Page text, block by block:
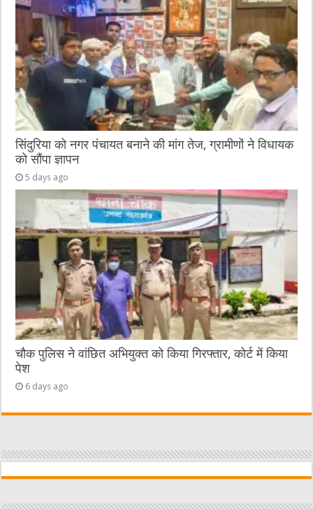
सिंदुरिया को नगर पंचायत बनाने की मांग तेज, ग्रामीणों ने विधायक
को सौंपा ज्ञापन
5 days ago
चौक पुलिस ने वांछित अभियुक्त को किया गिरफ्तार, कोर्ट में किया
पेश
6 days ago